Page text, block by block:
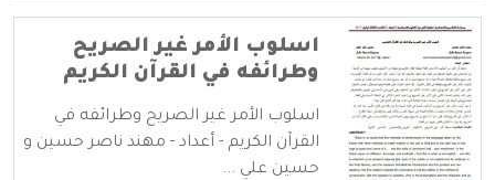
اسلوب الأمر غير الصريح
وطرائفه في القرآن الكريم
اسلوب الأمر غير الصريح وطرائفه في
القرآن الكريم - أعداد - مهند ناصر حسين و
حسين علي ...